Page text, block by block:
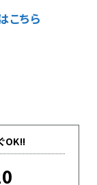
こちら
OK!!